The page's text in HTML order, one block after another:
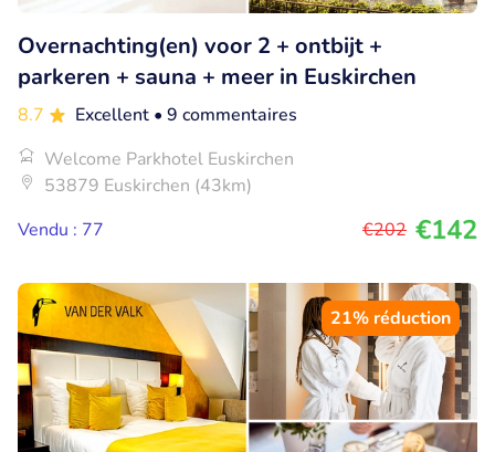
Overnachting(en) voor 2 + ontbijt +
parkeren + sauna + meer in Euskirchen
8.7 Excellent • 9 commentaires
Welcome Parkhotel Euskirchen
53879 Euskirchen (43km)
Vendu : 77
€202 €142
21% réduction